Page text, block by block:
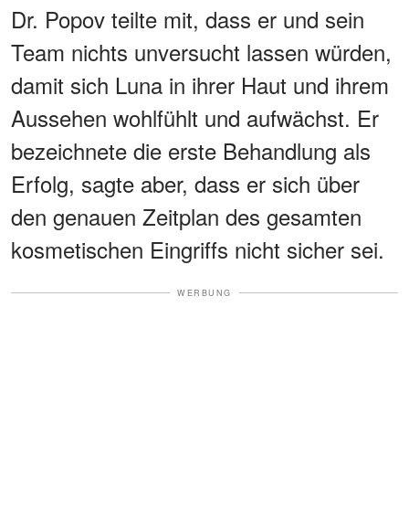
Dr. Popov teilte mit, dass er und sein
Team nichts unversucht lassen würden,
damit sich Luna in ihrer Haut und ihrem
Aussehen wohlfühlt und aufwächst. Er
bezeichnete die erste Behandlung als
Erfolg, sagte aber, dass er sich über
den genauen Zeitplan des gesamten
kosmetischen Eingriffs nicht sicher sei.
WERBUNG